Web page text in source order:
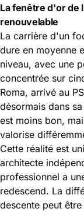
La fenêtre d'or de
renouvelable
La carrière d'un
dure en moyenne
niveau, avec une
concentrée sur
Roma, arrivé au
désormais dans
est moins bon,
valorise
Cette réalité est
architecte
professionnel a
redescend. La
descente peut